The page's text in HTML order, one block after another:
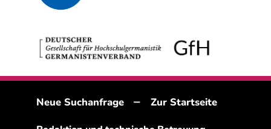
Neue Suchanfrage – Zur Startseite